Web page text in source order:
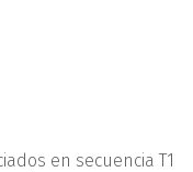
en secuencia T1